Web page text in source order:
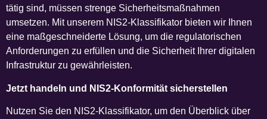
tätig sind, müssen strenge Sicherheitsmaßnahmen
umsetzen. Mit unserem NIS2-Klassifikator bieten wir Ihnen
eine maßgeschneiderte Lösung, um die regulatorischen
Anforderungen zu erfüllen und die Sicherheit Ihrer digitalen
Infrastruktur zu gewährleisten.
Jetzt handeln und NIS2-Konformität sicherstellen
Nutzen Sie den NIS2-Klassifikator, um den Überblick über